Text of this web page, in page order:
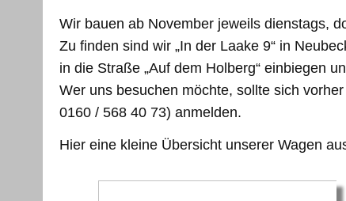
Wir bauen ab November jeweils dienstags,
Zu finden sind wir „In der Laake 9“ in
in die Straße „Auf dem Holberg“ einbiegen
Wer uns besuchen möchte, sollte sich
0160 / 568 40 73) anmelden.
Hier eine kleine Übersicht unserer Wagen